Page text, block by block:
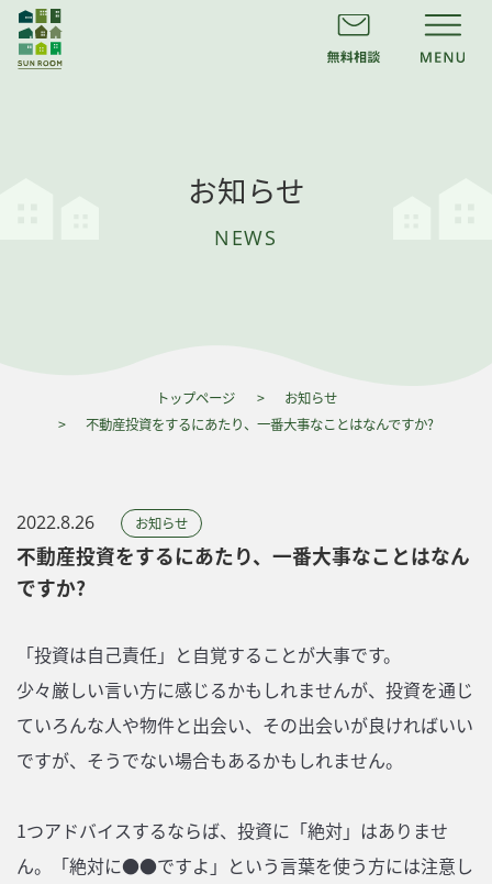
お知らせ
NEWS
トップページ
お知らせ
不動産投資をするにあたり、一番大事なことはなんですか?
2022.8.26 お知らせ
不動産投資をするにあたり、一番大事なことはなん
ですか?
「投資は自己責任」と自覚することが大事です。
少々厳しい言い方に感じるかもしれませんが、投資を通じ
ていろんな人や物件と出会い、その出会いが良ければいい
ですが、そうでない場合もあるかもしれません。
1つアドバイスするならば、投資に「絶対」はありませ
ん。「絶対に●●ですよ」という言葉を使う方には注意し